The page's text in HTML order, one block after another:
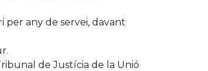
per any de servei, davant
de Justícia de la Unió